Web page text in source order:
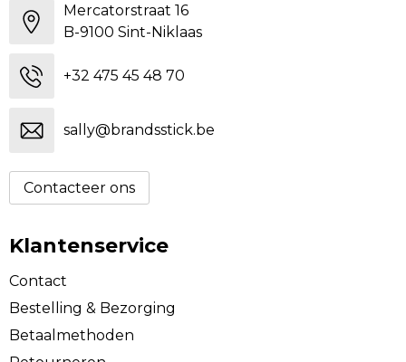
Mercatorstraat 16
B-9100 Sint-Niklaas
+32 475 45 48 70
sally@brandsstick.be
Contacteer ons
Klantenservice
Contact
Bestelling & Bezorging
Betaalmethoden